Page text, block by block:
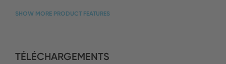
SHOW MORE PRODUCT FEATURES
TÉLÉCHARGEMENTS